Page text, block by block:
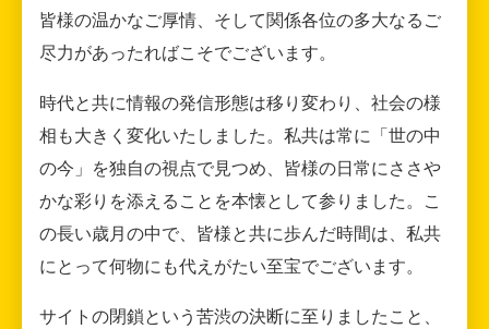
皆様の温かなご厚情、そして関係各位の多大なるご
尽力があったればこそでございます。
時代と共に情報の発信形態は移り変わり、社会の様
相も大きく変化いたしました。私共は常に「世の中
の今」を独自の視点で見つめ、皆様の日常にささや
かな彩りを添えることを本懐として参りました。こ
の長い歳月の中で、皆様と共に歩んだ時間は、私共
にとって何物にも代えがたい至宝でございます。
サイトの閉鎖という苦渋の決断に至りましたこと、